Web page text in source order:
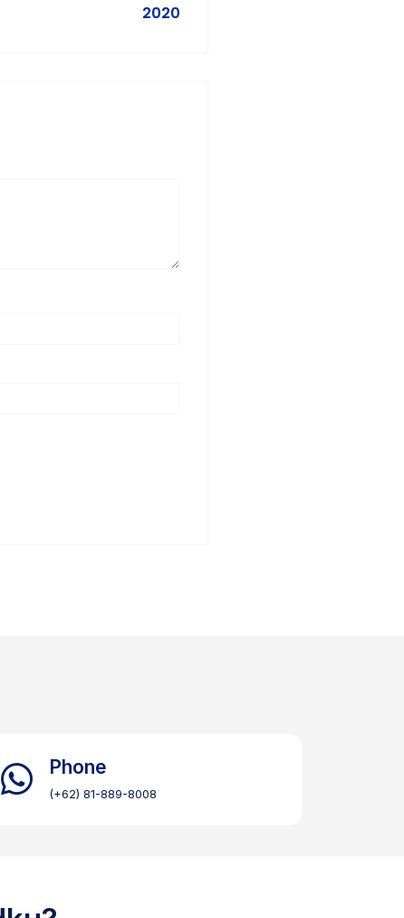
2020
Phone
(+62) 81-889-8008